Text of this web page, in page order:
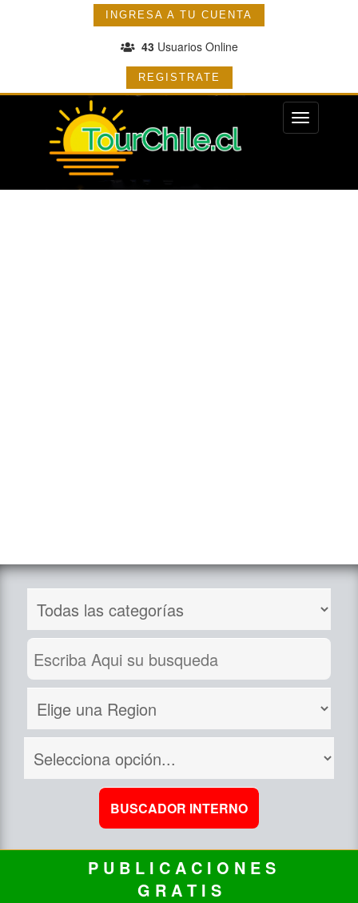
INGRESA A TU CUENTA
43Usuarios Online
REGISTRATE
Menu
P U B L I C A C I O N E S
G R A T I S